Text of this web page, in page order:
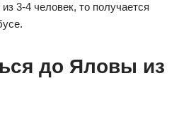
3-4 человек, то получается
до Яловы из